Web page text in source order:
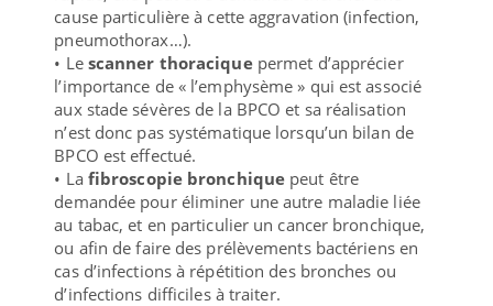
cause particulière à cette aggravation (infection,
pneumothorax…).
• Le scanner thoraciquepermet d’apprécier
l’importance de « l’emphysème » qui est associé
aux stade sévères de la BPCO et sa réalisation
n’est donc pas systématique lorsqu’un bilan de
BPCO est effectué.
• La fibroscopie bronchique peut être
demandée pour éliminer une autre maladie liée
au tabac, et en particulier un cancer bronchique,
ou afin de faire des prélèvements bactériens en
cas d’infections à répétition des bronches ou
d’infections difficiles à traiter.